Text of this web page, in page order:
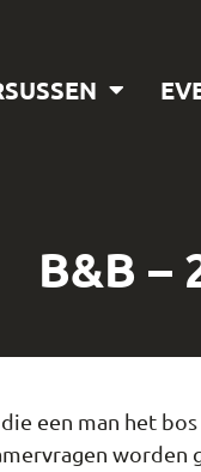
B&B –
een man het
worden